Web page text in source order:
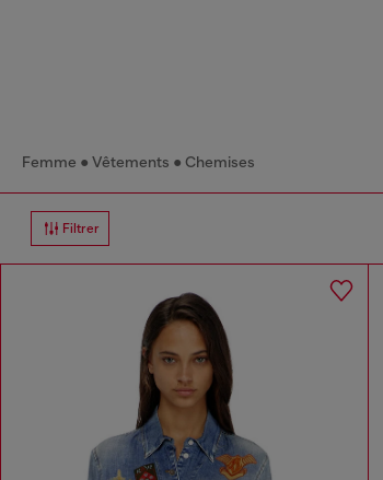
Femme Vêtements Chemises
Filtrer